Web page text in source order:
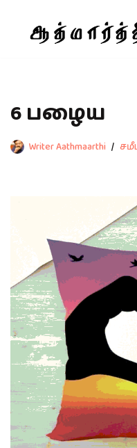
6 பழைய
Writer Aathmaarthi